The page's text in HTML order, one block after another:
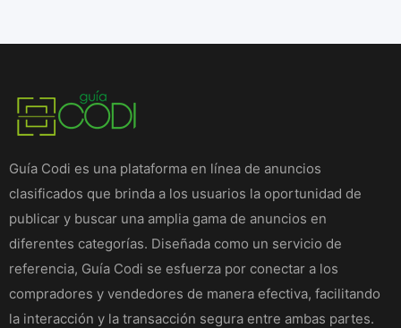
Guía Codi es una plataforma en línea de anuncios
clasificados que brinda a los usuarios la oportunidad de
publicar y buscar una amplia gama de anuncios en
diferentes categorías. Diseñada como un servicio de
referencia, Guía Codi se esfuerza por conectar a los
compradores y vendedores de manera efectiva, facilitando
la interacción y la transacción segura entre ambas partes.